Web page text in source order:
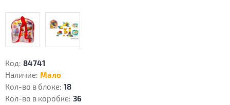
Код: 84741
Наличие: Мало
Кол-во в блоке: 18
Кол-во в коробке: 36